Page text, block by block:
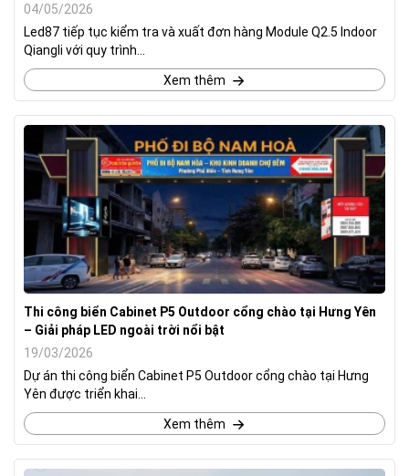
04/05/2026
Led87 tiếp tục kiểm tra và xuất đơn hàng Module Q2.5 Indoor
Qiangli với quy trình...
Xem thêm
Thi công biển Cabinet P5 Outdoor cổng chào tại Hưng Yên
– Giải pháp LED ngoài trời nổi bật
19/03/2026
Dự án thi công biển Cabinet P5 Outdoor cổng chào tại Hưng
Yên được triển khai...
Xem thêm